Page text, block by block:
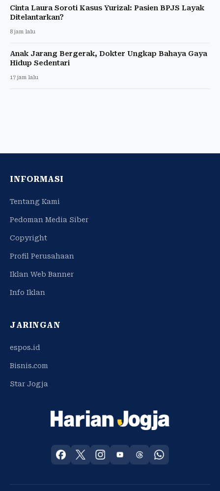
Cinta Laura Soroti Kasus Yurizal: Pasien BPJS Layak
Ditelantarkan?
8 jam lalu
Anak Jarang Bergerak, Dokter Ungkap Bahaya Gaya
Hidup Sedentari
17 jam lalu
INFORMASI
Tentang Kami
Pedoman Media Siber
Copyright
Profil Perusahaan
Iklan Web Banner
Info Iklan
JARINGAN
espos.id
Bisnis.com
Star Jogja